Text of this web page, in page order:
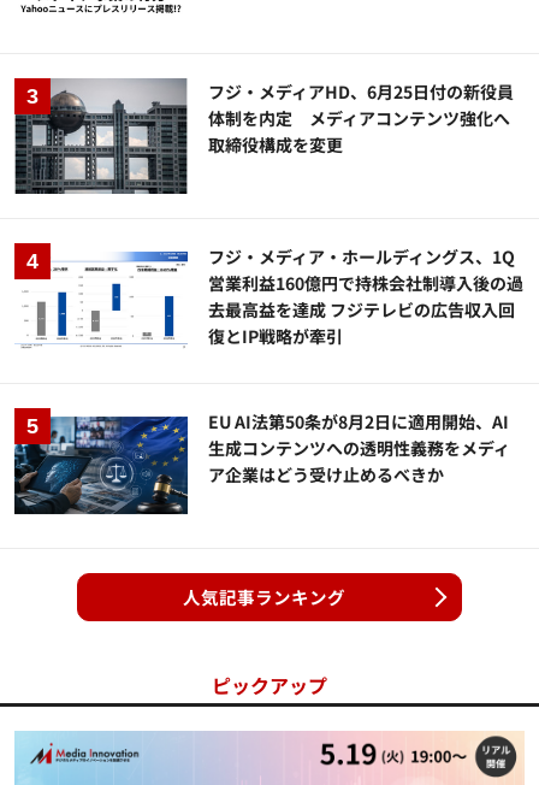
フジ・メディアHD、6月25日付の新役員
体制を内定 メディアコンテンツ強化へ
取締役構成を変更
フジ・メディア・ホールディングス、1Q
営業利益160億円で持株会社制導入後の過
去最高益を達成 フジテレビの広告収入回
復とIP戦略が牽引
EU AI法第50条が8月2日に適用開始、AI
生成コンテンツへの透明性義務をメディ
ア企業はどう受け止めるべきか
人気記事ランキング
ピックアップ